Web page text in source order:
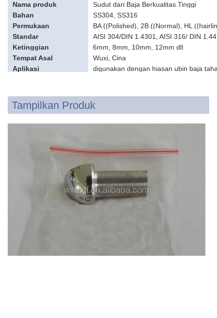
Nama produk
Sudut dari Baja Berkualitas Tinggi
Bahan
SS304, SS316
Permukaan
BA ((Polished), 2B ((Normal), HL
Standar
AISI 304/DIN 1.4301, AISI 316/ DIN
Ketinggian
6mm, 8mm, 10mm, 12mm dll
Tempat Asal
Wuxi, Cina
Aplikasi
digunakan dengan hiasan ubin baja
Tampilkan Produk